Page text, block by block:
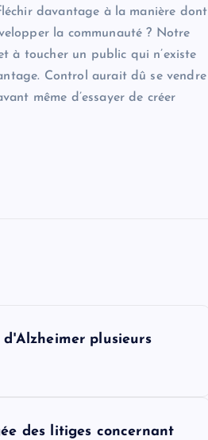
davantage à la manière dont
la communauté ? Notre
à toucher un public qui n’existe
Control aurait dû se vendre
même d’essayer de créer
plusieurs
des litiges concernant